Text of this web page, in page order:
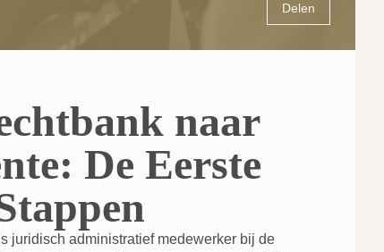
Delen
naar
De Eerste
juridisch administratief medewerker bij de